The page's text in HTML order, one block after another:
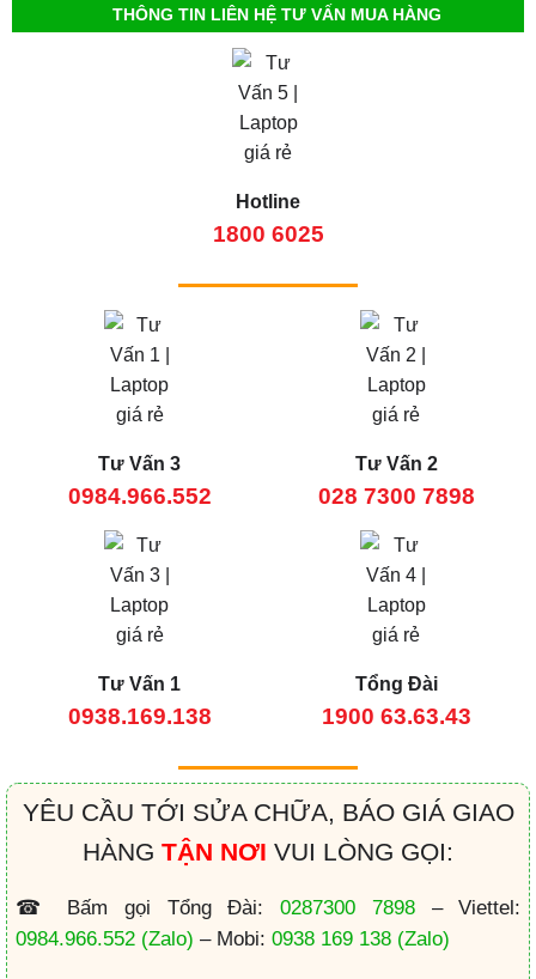
THÔNG TIN LIÊN HỆ TƯ VẤN MUA HÀNG
Hotline
1800 6025
Tư Vấn 3
0984.966.552
Tư Vấn 2
028 7300 7898
Tư Vấn 1
0938.169.138
Tổng Đài
1900 63.63.43
YÊU CẦU TỚI SỬA CHỮA, BÁO GIÁ GIAO
HÀNG TẬN NƠI VUI LÒNG GỌI:
☎ Bấm gọi Tổng Đài:0287300 7898– Viettel:
0984.966.552 (Zalo) – Mobi: 0938 169 138 (Zalo)